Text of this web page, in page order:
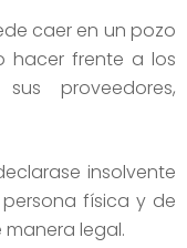
caer en un pozo
hacer frente a los
proveedores,
insolvente
física y de
legal.